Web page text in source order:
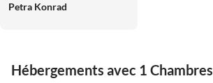
Petra Konrad
Hébergements avec 1 Chambres